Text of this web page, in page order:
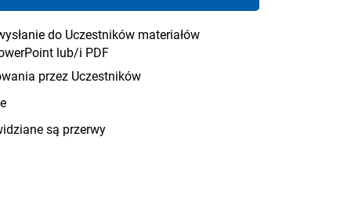
do Uczestników materiałów
lub/i PDF
przez Uczestników
są przerwy